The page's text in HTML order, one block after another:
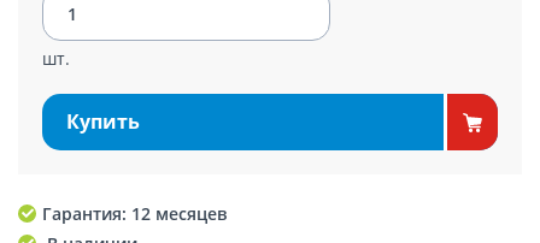
шт.
Купить
Гарантия: 12 месяцев